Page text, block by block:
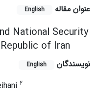
عنوان مقاله English
National Security
of Iran
نویسندگان English
2